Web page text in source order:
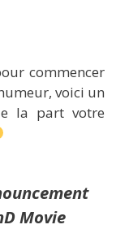
commencer
voici un
la part votre
Movie